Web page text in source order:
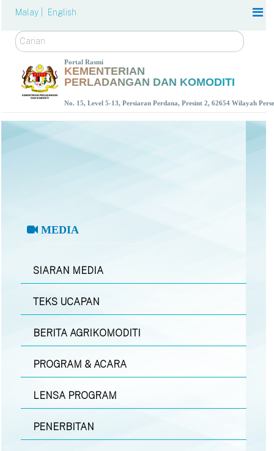
Malay | English
Carian
Portal Rasmi
KEMENTERIAN
PERLADANGAN DAN KOMODITI
No. 15, Level 5-13, Persiaran Perdana, Presint 2, 62654 Wilayah
MEDIA
SIARAN MEDIA
TEKS UCAPAN
BERITA AGRIKOMODITI
PROGRAM & ACARA
LENSA PROGRAM
PENERBITAN